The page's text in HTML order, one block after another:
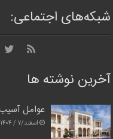
شبکه‌های اجتماعی:
آخرین نوشته ها
عوامل
اسفند/۷ / ۱۴۰۴